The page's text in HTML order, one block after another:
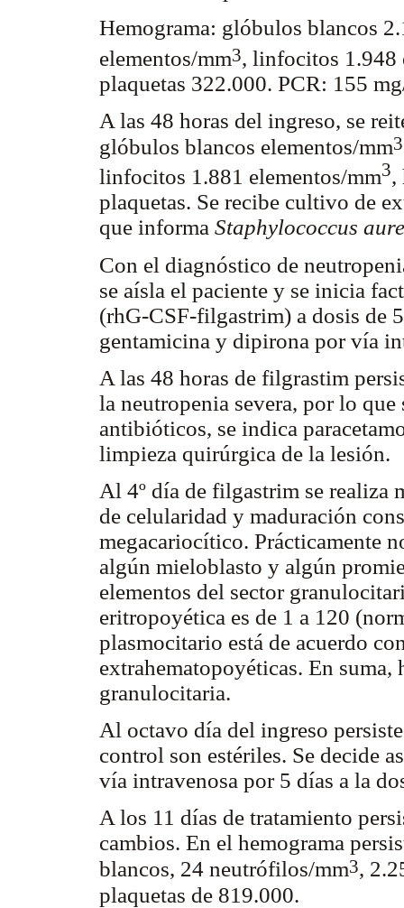
Hemograma: glóbulos blancos
elementos/mm3, linfocitos 1.948
plaquetas 322.000. PCR: 155
A las 48 horas del ingreso, se
glóbulos blancos elementos/mm3
linfocitos 1.881 elementos/mm3,
plaquetas. Se recibe cultivo de
que informa Staphylococcus
Con el diagnóstico de
se aísla el paciente y se inicia
(rhG-CSF-filgastrim) a dosis de
gentamicina y dipirona por vía
A las 48 horas de filgrastim
la neutropenia severa, por lo
antibióticos, se indica
limpieza quirúrgica de la lesión.
Al 4º día de filgastrim se realiza
de celularidad y maduración
megacariocítico. Prácticamente
algún mieloblasto y algún
elementos del sector
eritropoyética es de 1 a 120
plasmocitario está de acuerdo
extrahematopoyéticas. En suma,
granulocitaria.
Al octavo día del ingreso
control son estériles. Se decide
vía intravenosa por 5 días a la
A los 11 días de tratamiento
cambios. En el hemograma
blancos, 24 neutrófilos/mm3,
plaquetas de 819.000.